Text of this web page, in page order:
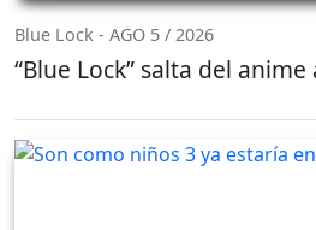
Blue Lock - AGO 5 / 2026
“Blue Lock” salta del